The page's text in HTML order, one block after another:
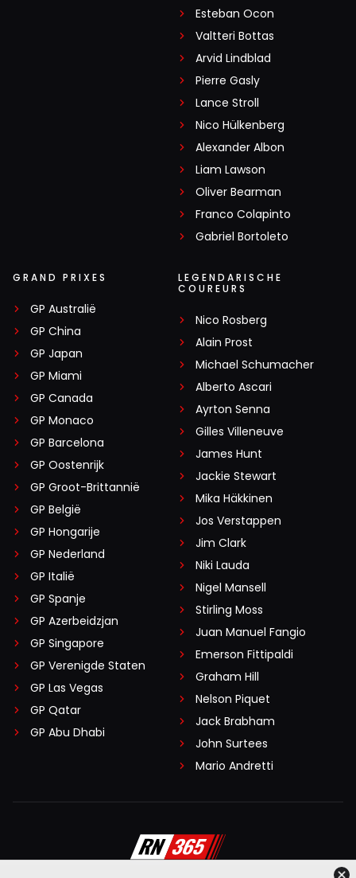
Esteban Ocon
Valtteri Bottas
Arvid Lindblad
Pierre Gasly
Lance Stroll
Nico Hülkenberg
Alexander Albon
Liam Lawson
Oliver Bearman
Franco Colapinto
Gabriel Bortoleto
GRAND PRIXES
GP Australië
GP China
GP Japan
GP Miami
GP Canada
GP Monaco
GP Barcelona
GP Oostenrijk
GP Groot-Brittannië
GP België
GP Hongarije
GP Nederland
GP Italië
GP Spanje
GP Azerbeidzjan
GP Singapore
GP Verenigde Staten
GP Las Vegas
GP Qatar
GP Abu Dhabi
LEGENDARISCHE
COUREURS
Nico Rosberg
Alain Prost
Michael Schumacher
Alberto Ascari
Ayrton Senna
Gilles Villeneuve
James Hunt
Jackie Stewart
Mika Häkkinen
Jos Verstappen
Jim Clark
Niki Lauda
Nigel Mansell
Stirling Moss
Juan Manuel Fangio
Emerson Fittipaldi
Graham Hill
Nelson Piquet
Jack Brabham
John Surtees
Mario Andretti